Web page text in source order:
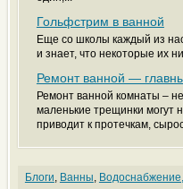
Гольфстрим в ванной
Еще со школы каждый из
и знает, что некоторые их
Ремонт ванной —
Ремонт ванной комнаты –
маленькие трещинки могут
приводит к протечкам,
Блоги, Ванны, Водоснабжение,